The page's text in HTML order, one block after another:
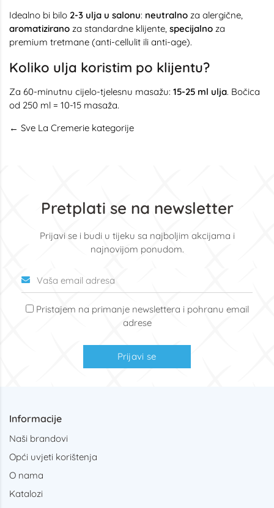
Idealno bi bilo 2-3 ulja u salonu: neutralno za alergične,
aromatizirano za standardne klijente, specijalno za
premium tretmane (anti-cellulit ili anti-age).
Koliko ulja koristim po klijentu?
Za 60-minutnu cijelo-tjelesnu masažu: 15-25 ml ulja. Bočica
od 250 ml = 10-15 masaža.
← Sve La Cremerie kategorije
Pretplati se na newsletter
Prijavi se i budi u tijeku sa najboljim akcijama i
najnovijom ponudom.
Pristajem na primanje newslettera i pohranu email
adrese
Prijavi se
Informacije
Naši brandovi
Opći uvjeti korištenja
O nama
Katalozi